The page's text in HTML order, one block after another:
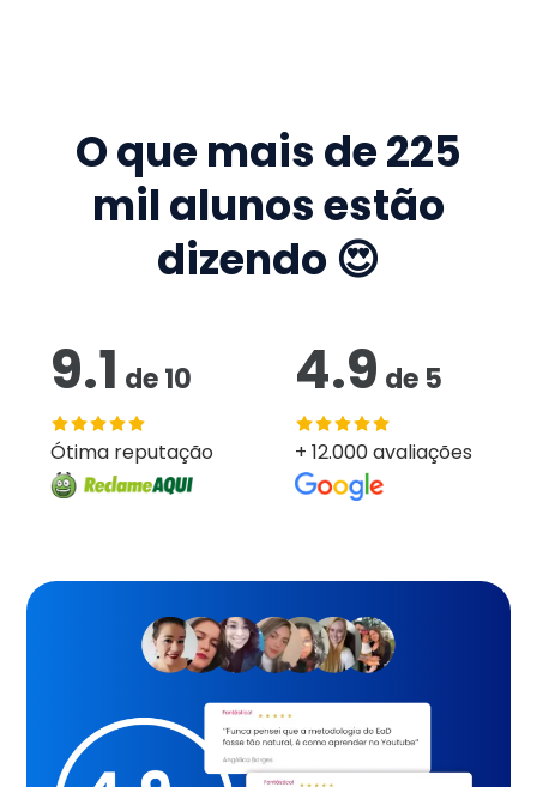
O que mais de225
mil alunos estão
dizendo 😍
9.1 de10
Ótima reputação
4.9 de 5
+ 12.000 avaliações